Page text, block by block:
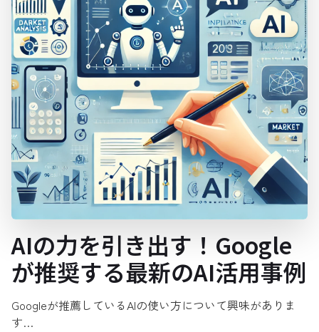
AIの力を引き出す！Google
が推奨する最新のAI活用事例
Googleが推薦しているAIの使い方について興味がありま
す…